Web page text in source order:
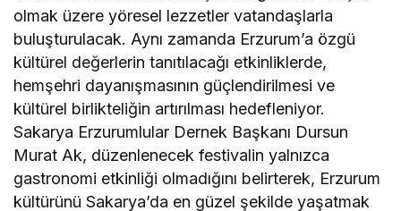
olmak üzere yöresel lezzetler vatandaşlarla
buluşturulacak. Aynı zamanda Erzurum’a özgü
kültürel değerlerin tanıtılacağı etkinliklerde,
hemşehri dayanışmasının güçlendirilmesi ve
kültürel birlikteliğin artırılması hedefleniyor.
Sakarya Erzurumlular Dernek Başkanı Dursun
Murat Ak, düzenlenecek festivalin yalnızca
gastronomi etkinliği olmadığını belirterek, Erzurum
kültürünü Sakarya’da en güzel şekilde yaşatmak